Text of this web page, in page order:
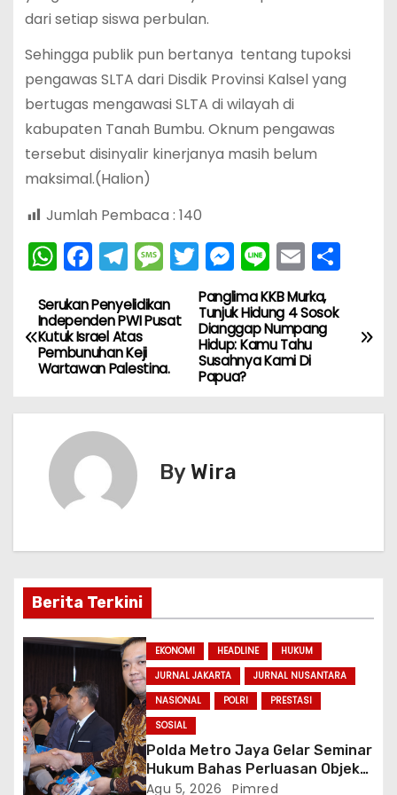
dari setiap siswa perbulan.
Sehingga publik pun bertanya tentang tupoksi
pengawas SLTA dari Disdik Provinsi Kalsel yang
bertugas mengawasi SLTA di wilayah di
kabupaten Tanah Bumbu. Oknum pengawas
tersebut disinyalir kinerjanya masih belum
maksimal.(Halion)
Jumlah Pembaca : 140
W
a
ts
A
p
F
c
e
b
o
k
T
e
gr
a
M
s
a
e
T
w
itt
er
M
e
s
s
e
g
Li
n
e
E
m
ai
l
S
N
a
i
p
o
Panglima KKB Murka,
Tunjuk Hidung 4 Sosok
Dianggap Numpang
Hidup: Kamu Tahu
Susahnya Kami Di
Papua?
Serukan Penyelidikan
Independen PWI Pusat
Kutuk Israel Atas
Pembunuhan Keji
Wartawan Palestina.
By Wira
Berita Terkini
EKONOMI HEADLINE
HUKUM
JURNAL JAKARTA
JURNAL NUSANTARA
NASIONAL
POLRI
PRESTASI
SOSIAL
Polda Metro Jaya Gelar Seminar
Hukum Bahas Perluasan Objek
Praperadilan dalam KUHAP Baru
Agu 5, 2026 Pimred